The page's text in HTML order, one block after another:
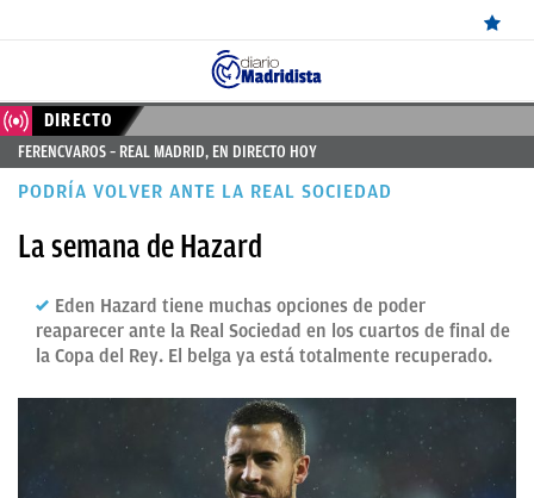
ÚLTIMAS
NOTICIAS
MADRID
BALONCESTO
CANTERA
FEMENINO
DIRECTO
FERENCVAROS – REAL MADRID, EN DIRECTO HOY
PODRÍA VOLVER ANTE LA REAL SOCIEDAD
La semana de Hazard
Eden Hazard tiene muchas opciones de poder
reaparecer ante la Real Sociedad en los cuartos de final de
la Copa del Rey. El belga ya está totalmente recuperado.